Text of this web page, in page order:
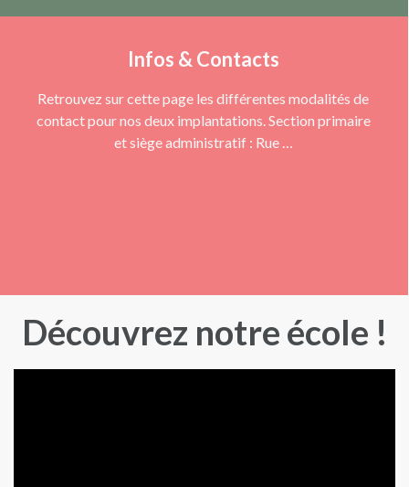
Infos & Contacts
Retrouvez sur cette page les différentes modalités de
contact pour nos deux implantations. Section primaire
et siège administratif : Rue …
Découvrez notre école !